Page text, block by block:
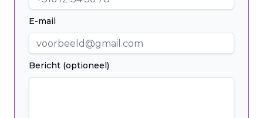
E-mail
Bericht (optioneel)